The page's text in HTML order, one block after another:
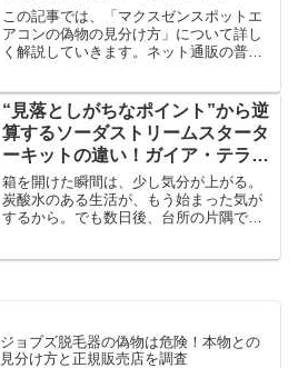
この記事では、「マクスゼンスポットエ
アコンの偽物の見分け方」について詳し
く解説していきます。ネット通販の普及
しいからこそ、ちょっとしたポイントを
押さえておけば、購入時の...
“見落としがちなポイント”から逆
算するソーダストリームスタータ
ーキットの違い！ガイア・テラ・
イーテラ・アート・ソース パワ
ー・デュオ
箱を開けた瞬間は、少し気分が上がる。
炭酸水のある生活が、もう始まった気が
するから。でも数日後、台所の片隅で手
ジョブズ脱毛器の偽物は危険！本物との
見分け方と正規販売店を調査